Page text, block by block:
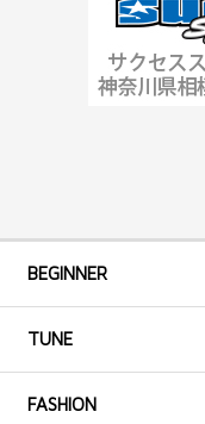
BEGINNER
TUNE
FASHION